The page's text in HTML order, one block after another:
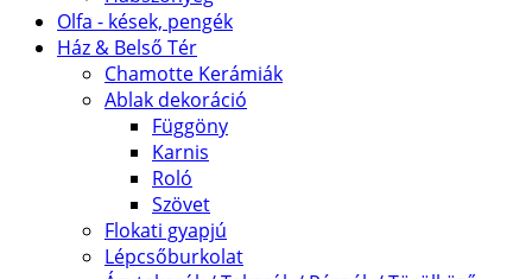
Olfa - kések, pengék
Ház & Belső Tér
Chamotte Kerámiák
Ablak dekoráció
Függöny
Karnis
Roló
Szövet
Flokati gyapjú
Lépcsőburkolat